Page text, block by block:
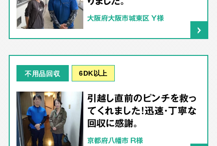
大阪府大阪市城東区 Y様
不用品回収 6DK以上
引越し直前のピンチを救っ
てくれました！迅速・丁寧な
回収に感謝。
京都府八幡市 R様